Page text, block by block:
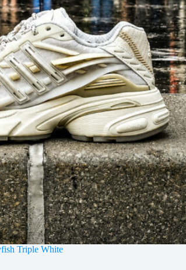
Triple White